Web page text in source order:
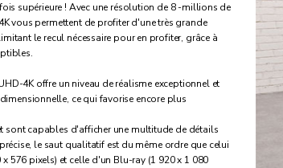
supérieure ! Avec une résolution de 8 -millions de
vous permettent de profiter d'une très grande
le recul nécessaire pour en profiter, grâce à
4K offre un niveau de réalisme exceptionnel et
ce qui favorise encore plus
sont capables d'afficher une multitude de détails
le saut qualitatif est du même ordre que celui
576 pixels) et celle d'un Blu-ray (1 920 x 1 080